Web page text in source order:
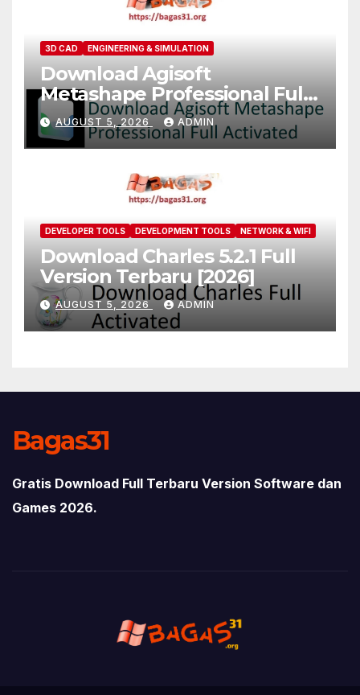
3D CAD ENGINEERING & SIMULATION
Download Agisoft
Metashape Professional Full
Activated [2026]
AUGUST 5, 2026 ADMIN
DEVELOPER TOOLS DEVELOPMENT TOOLS NETWORK & WIFI
Download Charles 5.2.1 Full
Version Terbaru [2026]
AUGUST 5, 2026 ADMIN
Bagas31
Gratis Download Full Terbaru Version Software dan
Games 2026.